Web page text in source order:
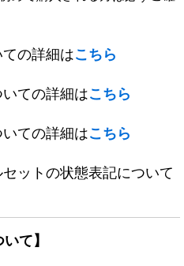
の詳細はこちら
ての詳細はこちら
ての詳細はこちら
ットの状態表記について
て】